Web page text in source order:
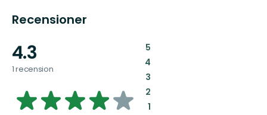
Recensioner
4.3
1 recension
4.2624777183600715
5:
4:
3:
2:
1: